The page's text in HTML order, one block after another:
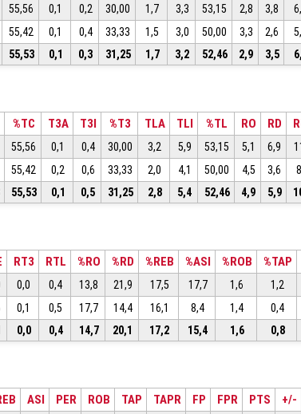
55,56 0,1 0,2 30,00 1,7 3,3 53,15 2,8 3,8
55,42 0,1 0,4 33,33 1,5 3,0 50,00 3,3 2,6
55,53 0,1 0,3 31,25 1,7 3,2 52,46 2,9 3,5
%TC T3A T3I %T3 TLA TLI %TL RO RD
55,56 0,1 0,4 30,00 3,2 5,9 53,15 5,1 6,9
55,42 0,2 0,6 33,33 2,0 4,1 50,00 4,5 3,6
55,53 0,1 0,5 31,25 2,8 5,4 52,46 4,9 5,9
RT3 RTL %RO %RD %REB %ASI %ROB %TAP
0,0 0,4 13,8 21,9 17,5 17,7 1,6 1,2
0,1 0,5 17,7 14,4 16,1 8,4 1,4 0,4
0,0 0,4 14,7 20,1 17,2 15,4 1,6 0,8
ASI PER ROB TAP TAPR FP FPR PTS +/-